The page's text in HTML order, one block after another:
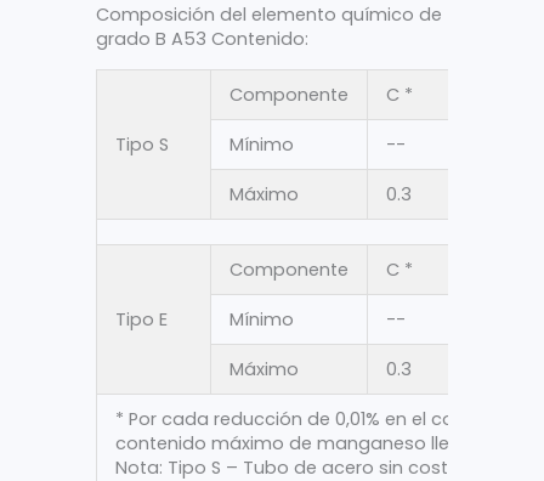
Composición del elemento químico de
grado B A53 Contenido:
Tipo S
Componente C *
Mínimo --
Máximo 0.3
Tipo E
Componente C *
Mínimo --
Máximo 0.3
* Por cada reducción de 0,01% en el
contenido máximo de manganeso llegue a
Nota: Tipo S – Tubo de acero sin costura; Tipo